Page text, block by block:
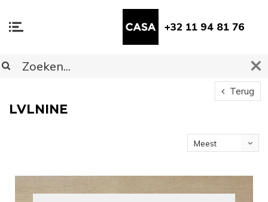
+32 11 94 81 76
Terug
LVLNINE
Meest